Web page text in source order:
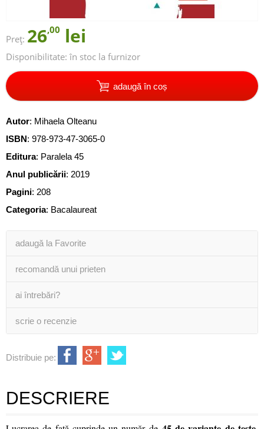
Preț: 26,00 lei
Disponibilitate: în stoc la furnizor
adaugă în coș
Autor: Mihaela Olteanu
ISBN: 978-973-47-3065-0
Editura: Paralela 45
Anul publicării: 2019
Pagini: 208
Categoria: Bacalaureat
adaugă la Favorite
recomandă unui prieten
ai întrebări?
scrie o recenzie
Distribuie pe:
DESCRIERE